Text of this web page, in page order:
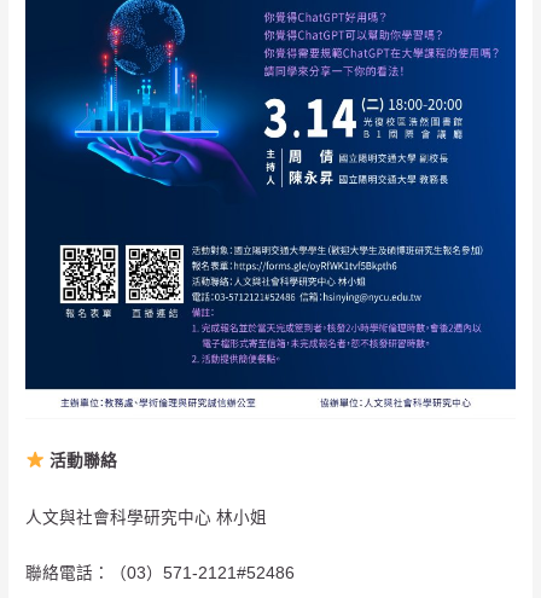
活動聯絡
人文與社會科學研究中心 林小姐
聯絡電話：（03）571-2121#52486